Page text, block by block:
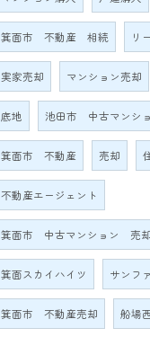
箕面市 不動産 相続 リ
実家売却 マンション売却
底地 池田市 中古マンシ
箕面市 不動産 売却
不動産エージェント
箕面市 中古マンション 売却
箕面スカイハイツ サンフ
箕面市 不動産売却 船場